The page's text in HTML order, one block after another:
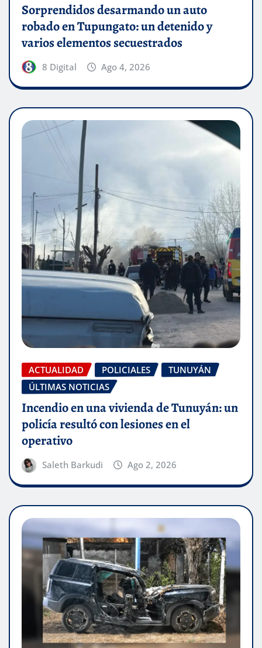
Sorprendidos desarmando un auto
robado en Tupungato: un detenido y
varios elementos secuestrados
8 Digital Ago 4, 2026
ACTUALIDAD POLICIALES
TUNUYÁN
ÚLTIMAS NOTICIAS
Incendio en una vivienda de Tunuyán: un
policía resultó con lesiones en el
operativo
Saleth Barkudi Ago 2, 2026